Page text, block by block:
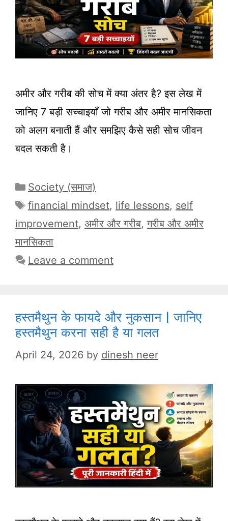
अमीर और गरीब की सोच में क्या अंतर है? इस लेख में
जानिए 7 बड़ी सच्चाइयाँ जो गरीब और अमीर मानसिकता
को अलग बनाती हैं और समझिए कैसे सही सोच जीवन
बदल सकती है।
Categories
Society (समाज)
Tags
financial mindset, life lessons, self
improvement, अमीर और गरीब,गरीब और अमीर
मानसिकता
Leave a comment
हस्तमैथुन के फायदे और नुकसान | जानिए
हस्तमैथुन करना सही है या गलत
April 24, 2026 by dinesh neer